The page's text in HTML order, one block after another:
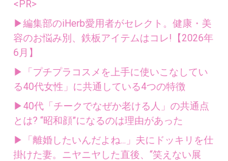
<PR>
▶編集部のiHerb愛用者がセレクト。健康・美
容のお悩み別、鉄板アイテムはコレ!【2026年
6月】
▶「プチプラコスメを上手に使いこなしてい
る40代女性」に共通している4つの特徴
▶40代「チークでなぜか老ける人」の共通点
とは? “昭和顔”になるのは理由があった
▶「離婚したいんだよね...」夫にドッキリを仕
掛けた妻。ニヤニヤした直後、“笑えない展